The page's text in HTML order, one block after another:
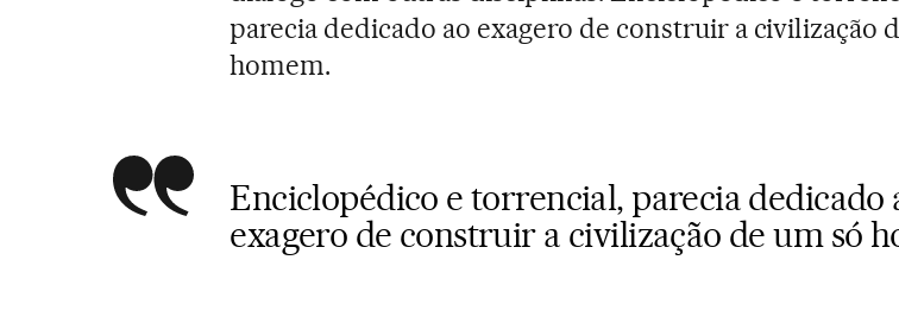
parecia dedicado ao exagero de construir a civilização
homem.
Enciclopédico e torrencial, parecia dedicado
exagero de construir a civilização de um só